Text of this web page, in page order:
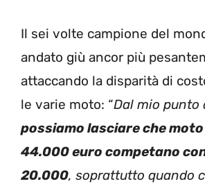
Il sei volte campione del
andato giù ancor più
attaccando la disparità di
le varie moto: “Dal mio punto
possiamo lasciare che
44.000 euro competano
20.000, soprattutto quando